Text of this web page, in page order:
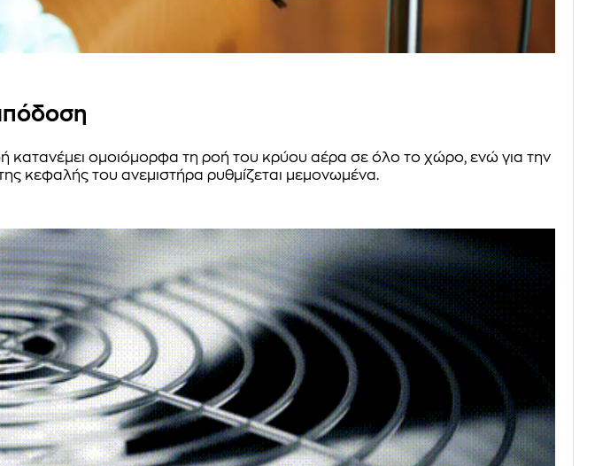
κατανέμει ομοιόμορφα τη ροή του κρύου αέρα σε όλο το χώρο, ενώ για την
κεφαλής του ανεμιστήρα ρυθμίζεται μεμονωμένα.